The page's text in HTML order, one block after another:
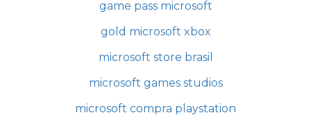
game pass microsoft
gold microsoft xbox
microsoft store brasil
microsoft games studios
microsoft compra playstation